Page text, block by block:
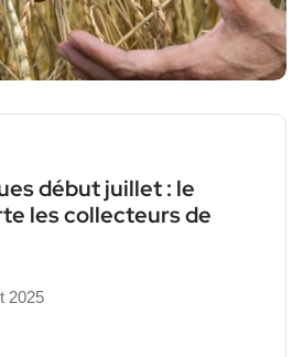
début juillet : le
les collecteurs de
2025